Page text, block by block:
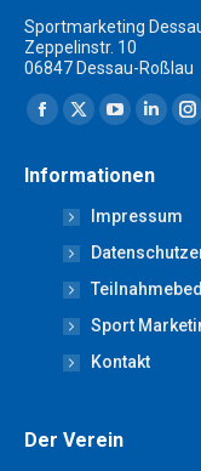
Sportmarketing
Zeppelinstr. 10
06847 Dessau-Roßlau
Finden Sie uns auf:
Facebook
opens
new
window
X
opens
in
new
window
YouTube
opens
in
new
window
opens
in
new
Informationen
Impressum
Sport
Kontakt
Der Verein